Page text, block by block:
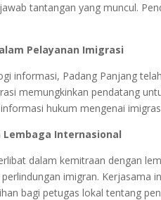
tantangan yang muncul.
Pelayanan Imigrasi
informasi, Padang Panjang
memungkinkan pendatang
hukum mengenai
Internasional
dalam kemitraan dengan
imigran. Kerjasama
bagi petugas lokal tentang